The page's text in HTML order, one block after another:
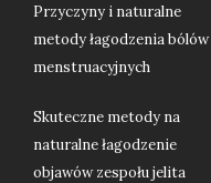
Przyczyny i naturalne
metody łagodzenia bólów
menstruacyjnych
Skuteczne metody na
naturalne łagodzenie
objawów zespołu jelita